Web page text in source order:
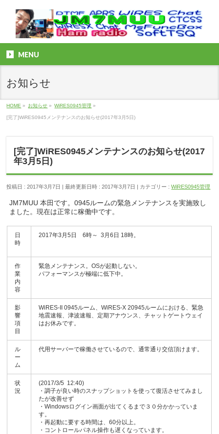
MENU
お知らせ
HOME » お知らせ » WiRES0945管理 »
[完了]WiRES0945メンテナンスのお知らせ(2017年3月5日)
[完了]WiRES0945メンテナンスのお知らせ(2017
年3月5日)
投稿日 : 2017年3月7日 最終更新日時 : 2017年3月7日 カテゴリー :WiRES0945管理
JM7MUU 本田です。0945ルームの緊急メンテナンスを実施致し
ました。現在は正常に稼働中です。
日
時
2017年3月5日 6時～ 3月6日 18時。
作
業
内
容
緊急メンテナンス。OSが起動しない。
パフォーマンスが極端に低下中。
影
響
項
目
WiRES-II 0945ルーム、WiRES-X 20945ルームにおける、緊急
地震速報、津波速報、定期アナウンス、チャットゲートウェイ
はお休みです。
ル
ー
ム
代用サーバーで稼働させているので、通常通り交信頂けます。
状
況
(2017/3/5 12:40)
・調子が良い時のスナップショットを使って復活させてみまし
たが改善せず
・Windowsログイン画面が出てくるまで３０分かかっていま
す。
・再起動に要する時間は、60分以上。
・コントロールパネル操作も遅くなっています。